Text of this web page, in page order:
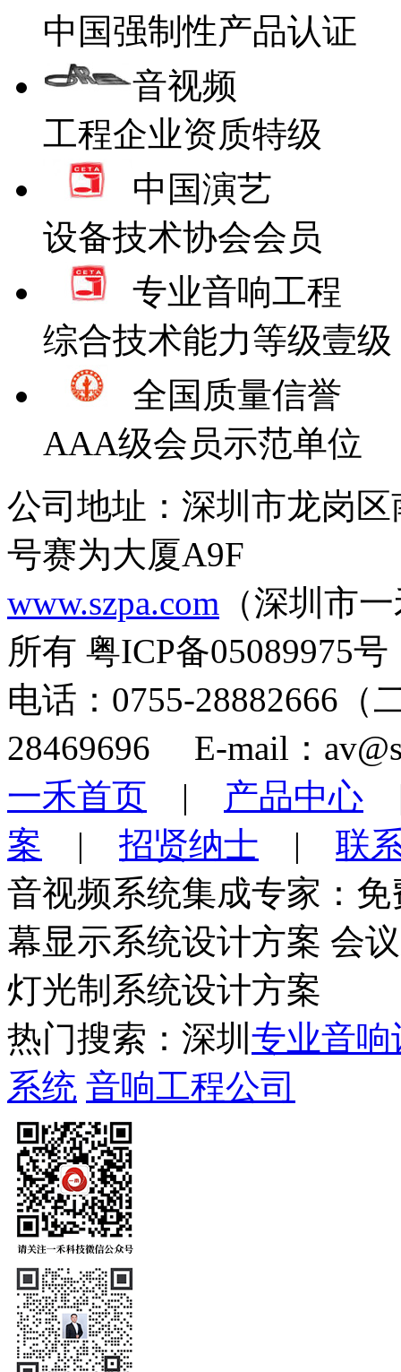
中国强制性产品认证
音视频
工程企业资质特级
中国演艺
设备技术协会会员
专业音响工程
综合技术能力等级壹级
全国质量信誉
AAA级会员示范单位
公司地址：深圳市龙岗
号赛为大厦A9F
www.szpa.com （深圳市
所有 粤ICP备05089975号
电话：0755-28882666
28469696 E-mail：
一禾首页 | 产品中心
案 | 招贤纳士 | 联
音视频系统集成专家：
幕显示系统设计方案 会
灯光制系统设计方案
热门搜索：深圳 专业音响
系统 音响工程公司